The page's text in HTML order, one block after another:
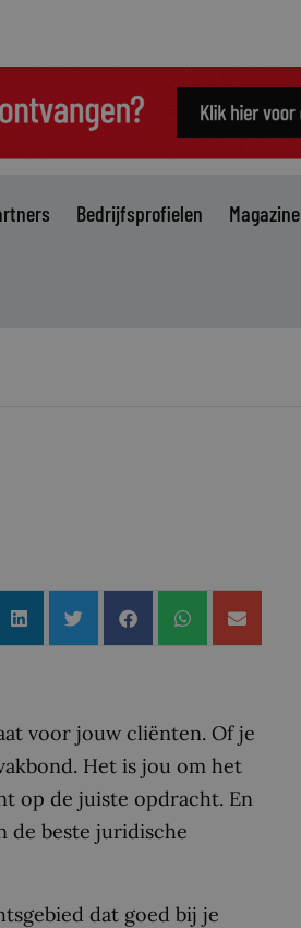
Bedrijfsprofielen Magazine
voor jouw cliënten. Of je
Het is jou om het
op de juiste opdracht. En
de beste juridische
dat goed bij je